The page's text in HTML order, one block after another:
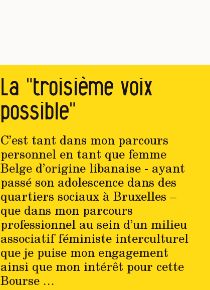
La "troisième voix
possible"
C’est tant dans mon parcours
personnel en tant que femme
Belge d’origine libanaise - ayant
passé son adolescence dans des
quartiers sociaux à Bruxelles –
que dans mon parcours
professionnel au sein d’un milieu
associatif féministe interculturel
que je puise mon engagement
ainsi que mon intérêt pour cette
Bourse …